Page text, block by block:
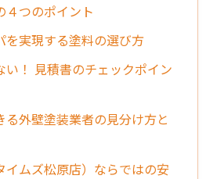
４つのポイント
を実現する塗料の選び方
い！ 見積書のチェックポイン
る外壁塗装業者の見分け方と
イムズ松原店）ならではの安